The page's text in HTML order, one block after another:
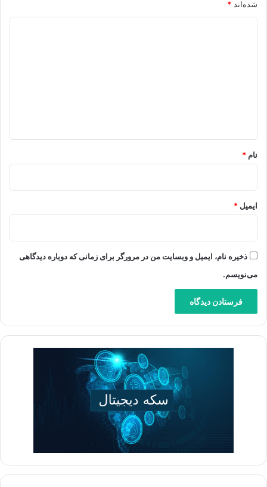
شده‌اند *
نام *
ایمیل *
ذخیره نام، ایمیل و وبسایت من در مرورگر برای زمانی که دوباره دیدگاهی
می‌نویسم.